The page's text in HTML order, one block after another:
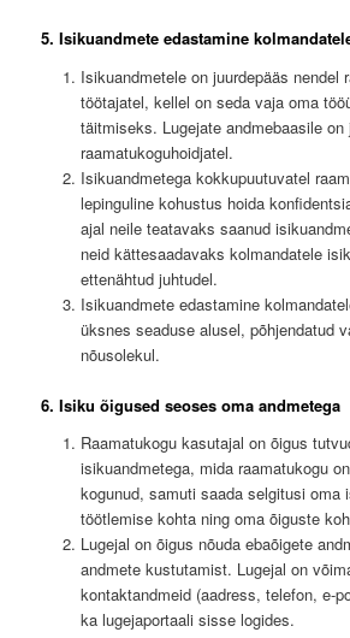
5. Isikuandmete edastamine
Isikuandmetele on juurdepääs nendel
töötajatel, kellel on seda vaja oma
täitmiseks. Lugejate andmebaasile on
raamatukoguhoidjatel.
Isikuandmetega kokkupuutuvatel
lepinguline kohustus hoida
ajal neile teatavaks saanud
neid kättesaadavaks kolmandatele
ettenähtud juhtudel.
Isikuandmete edastamine
üksnes seaduse alusel, põhjendatud
nõusolekul.
6. Isiku õigused seoses oma andmetega
Raamatukogu kasutajal on õigus
isikuandmetega, mida raamatukogu
kogunud, samuti saada selgitusi oma
töötlemise kohta ning oma õiguste
Lugejal on õigus nõuda ebaõigete
andmete kustutamist. Lugejal on
kontaktandmeid (aadress, telefon, e-
ka lugejaportaali sisse logides.